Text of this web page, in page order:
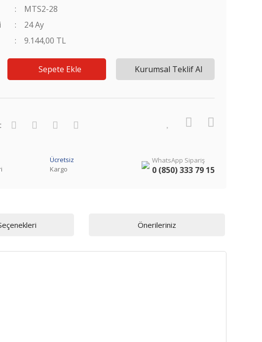
MTS2-28
24 Ay
9.144,00 TL
Sepete Ekle Kurumsal Teklif Al
Ücretsiz
Kargo
WhatsApp Sipariş
0 (850) 333 79 15
Önerileriniz